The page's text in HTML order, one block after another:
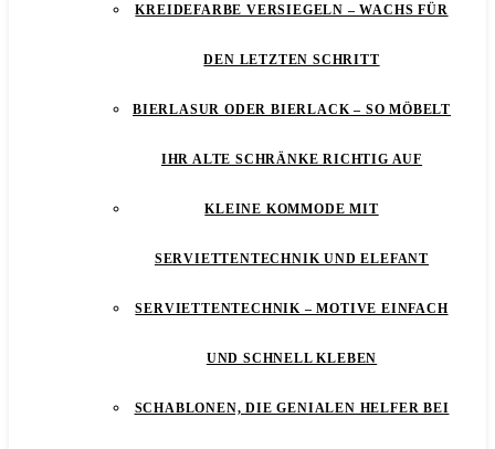
KREIDEFARBE VERSIEGELN – WACHS FÜR
DEN LETZTEN SCHRITT
BIERLASUR ODER BIERLACK – SO MÖBELT
IHR ALTE SCHRÄNKE RICHTIG AUF
KLEINE KOMMODE MIT
SERVIETTENTECHNIK UND ELEFANT
SERVIETTENTECHNIK – MOTIVE EINFACH
UND SCHNELL KLEBEN
SCHABLONEN, DIE GENIALEN HELFER BEI